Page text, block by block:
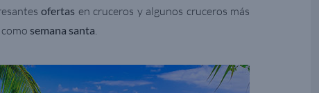
ofertas en cruceros y algunos cruceros más
semana santa.